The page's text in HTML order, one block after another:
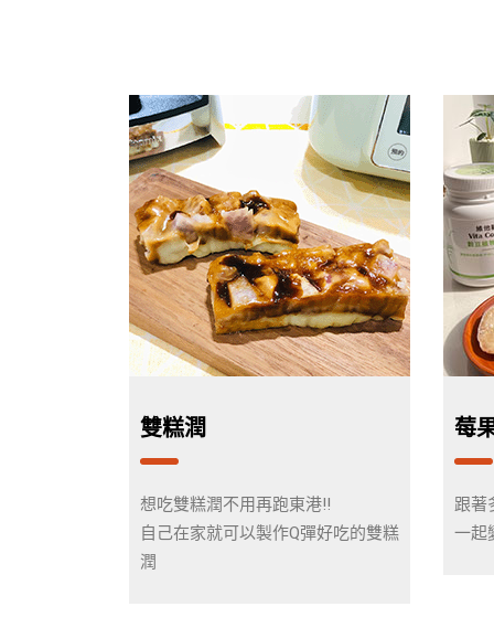
雙糕潤
想吃雙糕潤不用再跑東港!!
自己在家就可以製作Q彈好吃的雙糕
潤
莓
跟著
一起